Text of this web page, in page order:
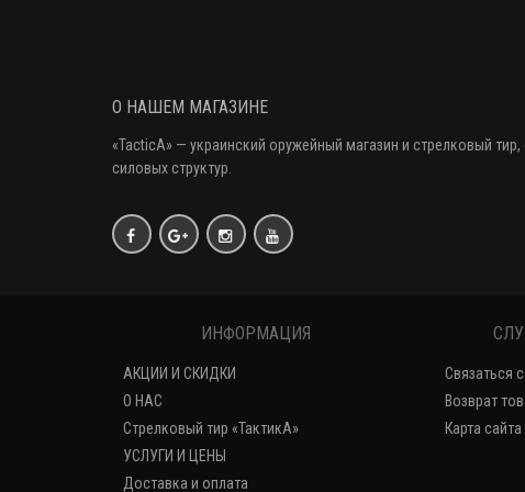
О НАШЕМ МАГАЗИНЕ
«TacticA» — украинский оружейный магазин и стрелковый тир,
силовых структур.
ИНФОРМАЦИЯ
АКЦИИ И СКИДКИ
О НАС
Стрелковый тир «ТактикА»
УСЛУГИ И ЦЕНЫ
Доставка и оплата
Связаться
Возврат
Карта сайта